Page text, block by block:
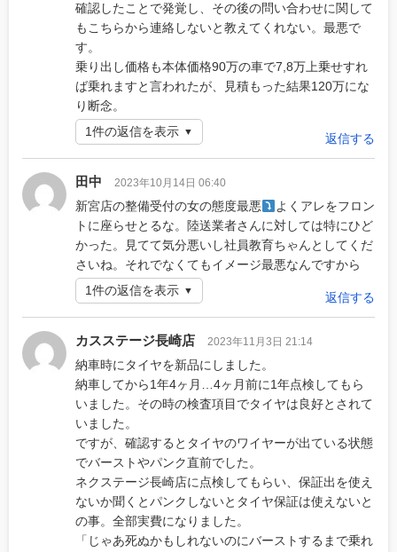
確認したことで発覚し、その後の問い合わせに関して
もこちらから連絡しないと教えてくれない。最悪で
す。
乗り出し価格も本体価格90万の車で7,8万上乗せすれ
ば乗れますと言われたが、見積もった結果120万にな
り断念。
返信する
1件の返信を表示
田中 2023年10月14日 06:40
新宮店の整備受付の女の態度最悪
よくアレをフロン
トに座らせとるな。陸送業者さんに対しては特にひど
かった。見てて気分悪いし社員教育ちゃんとしてくだ
さいね。それでなくてもイメージ最悪なんですから
返信する
1件の返信を表示
カスステージ長崎店 2023年11月3日 21:14
納車時にタイヤを新品にしました。
納車してから1年4ヶ月…4ヶ月前に1年点検してもら
いました。その時の検査項目でタイヤは良好とされて
いました。
ですが、確認するとタイヤのワイヤーが出ている状態
でバーストやパンク直前でした。
ネクステージ長崎店に点検してもらい、保証出を使え
ないか聞くとパンクしないとタイヤ保証は使えないと
の事。全部実費になりました。
「じゃあ死ぬかもしれないのにバーストするまで乗れ